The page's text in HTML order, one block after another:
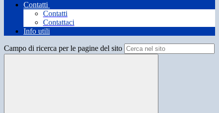
Contatti
Contatti
Contattaci
Info utili
Campo di ricerca per le pagine del sito